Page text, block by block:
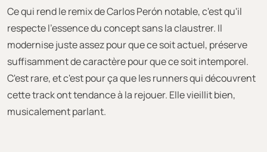
Ce qui rend le remix de Carlos Perón notable, c'est qu'il
respecte l'essence du concept sans la claustrer. Il
modernise juste assez pour que ce soit actuel, préserve
suffisamment de caractère pour que ce soit intemporel.
C'est rare, et c'est pour ça que les runners qui découvrent
cette track ont tendance à la rejouer. Elle vieillit bien,
musicalement parlant.